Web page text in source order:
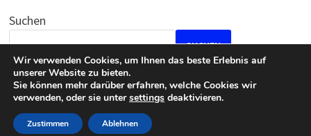
Suchen
SUCHEN
Datenschutz Impressum
Wir verwenden Cookies, um Ihnen das beste Erlebnis auf
unserer Website zu bieten.
Sie können mehr darüber erfahren, welche Cookies wir
verwenden, oder sie untersettings deaktivieren.
Zustimmen Ablehnen